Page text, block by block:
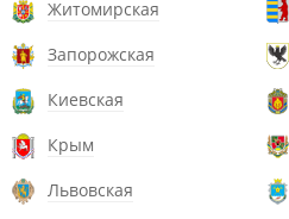
Житомирская
Запорожская
Киевская
Крым
Львовская